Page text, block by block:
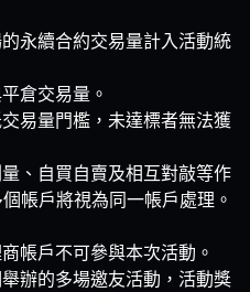
永續合約交易量計入活動統
倉交易量。
易量門檻，未達標者無法獲
、自買自賣及相互對敲等作
帳戶將視為同一帳戶處理。
帳戶不可參與本次活動。
辦的多場邀友活動，活動獎